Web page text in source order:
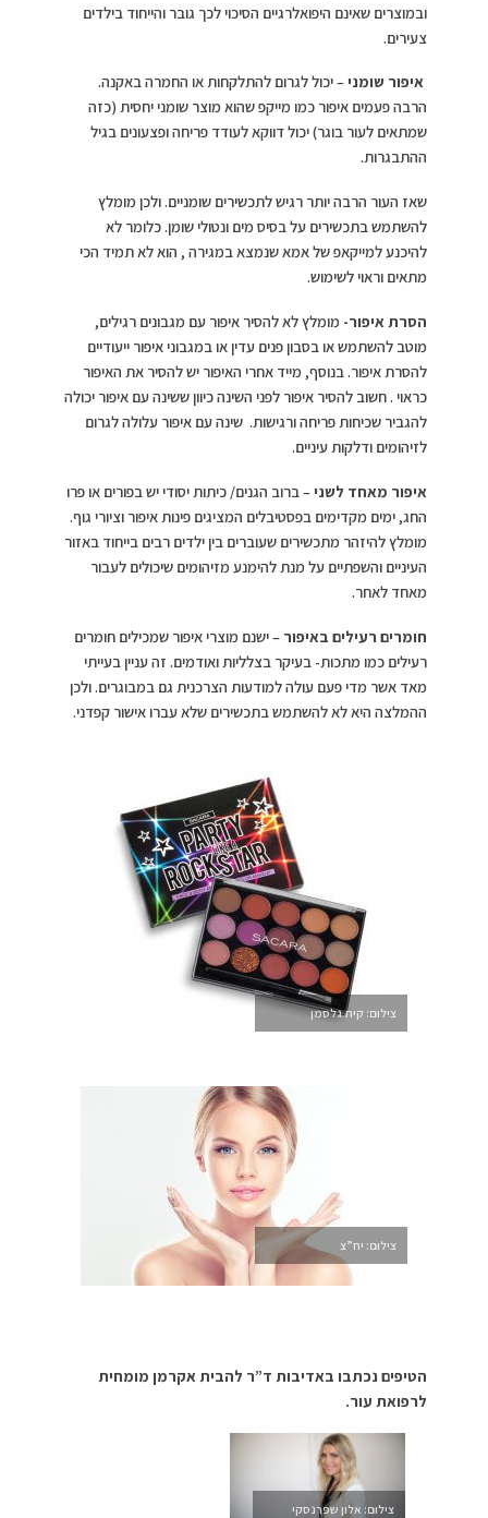
ובמוצרים שאינם היפואלרגיים הסיכוי לכך גובר והייחוד בילדים
צעירים.
איפור שומני – יכול לגרום להתלקחות או החמרה באקנה.
הרבה פעמים איפור כמו מייקפ שהוא מוצר שומני יחסית (כזה
שמתאים לעור בוגר) יכול דווקא לעודד פריחה ופצעונים בגיל
ההתבגרות.
שאז העור הרבה יותר רגיש לתכשירים שומניים. ולכן מומלץ
להשתמש בתכשירים על בסיס מים ונטולי שומן. כלומר לא
להיכנע למייקאפ של אמא שנמצא במגירה , הוא לא תמיד הכי
מתאים וראוי לשימוש.
הסרת איפור- מומלץ לא להסיר איפור עם מגבונים רגילים,
מוטב להשתמש או בסבון פנים עדין או במגבוני איפור ייעודיים
להסרת איפור. בנוסף, מייד אחרי האיפור יש להסיר את האיפור
כראוי . חשוב להסיר איפור לפני השינה כיוון ששינה עם איפור יכולה
להגביר שכיחות פריחה ורגישות. שינה עם איפור עלולה לגרום
לזיהומים ודלקות עיניים.
איפור מאחד לשני – ברוב הגנים/ כיתות יסודי יש בפורים או פרו
החג, ימים מקדימים בפסטיבלים המציגים פינות איפור וציורי גוף.
מומלץ להיזהר מתכשירים שעוברים בין ילדים רבים בייחוד באזור
העיניים והשפתיים על מנת להימנע מזיהומים שיכולים לעבור
מאחד לאחר.
חומרים רעילים באיפור – ישנם מוצרי איפור שמכילים חומרים
רעילים כמו מתכות- בעיקר בצלליות ואודמים. זה עניין בעייתי
מאד אשר מדי פעם עולה למודעות הצרכנית גם במבוגרים. ולכן
ההמלצה היא לא להשתמש בתכשירים שלא עברו אישור קפדני.
צילום: קית גלסמן
צילום: יח”צ
הטיפים נכתבו באדיבות ד”ר להבית אקרמן מומחית
לרפואת עור.
צילום: אלון שפרנסקי